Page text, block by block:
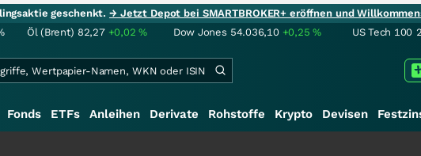
geschenkt.→ Jetzt Depot bei SMARTBROKER+ eröffnen und
Öl (Brent) 82,27 +0,02% Dow Jones 54.036,10 +0,25% US Tech 100
Fonds ETFs Anleihen Derivate Rohstoffe Krypto Devisen